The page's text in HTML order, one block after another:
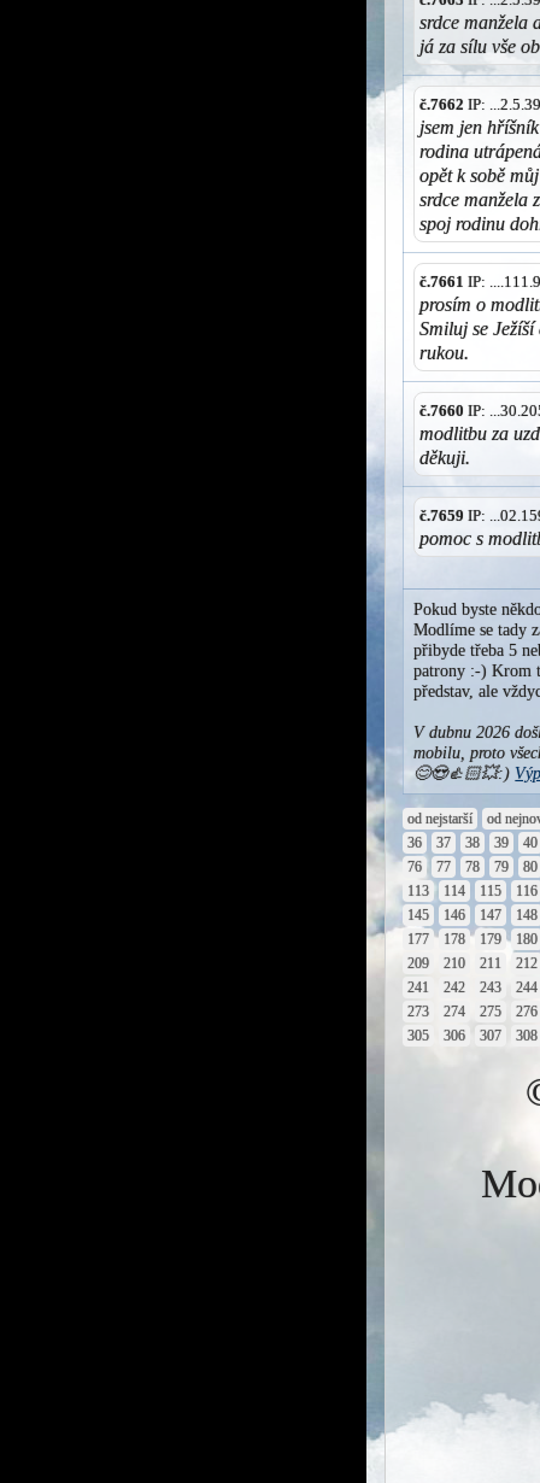
srdce manžela
já za sílu vše
č.7662 IP:
jsem jen
rodina
opět k sobě
srdce manžela
spoj rodinu
č.7661 IP:
prosím o
Smiluj se
rukou.
č.7660 IP:
modlitbu za
děkuji.
č.7659 IP:
pomoc s
Pokud byste
Modlíme se tady
přibyde třeba 5
patrony :-) Krom
představ, ale
V dubnu 2026
mobilu, proto
😊😍👍🏻💥:)
od nejstarší
od
36
37 38 39
40
76
77 78 79
80
113
114 115
116
145
146 147
148
177
178 179
180
209
210 211
212
241
242 243
244
273
274 275
276
305
306 307 308